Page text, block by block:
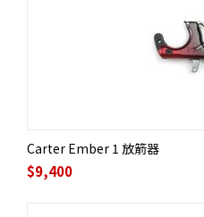
Carter Ember 1 放箭器
$9,400